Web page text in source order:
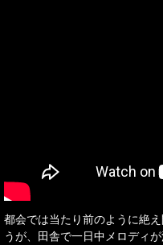
都会では当たり前のように絶
うが、田舎で一日中メロディ